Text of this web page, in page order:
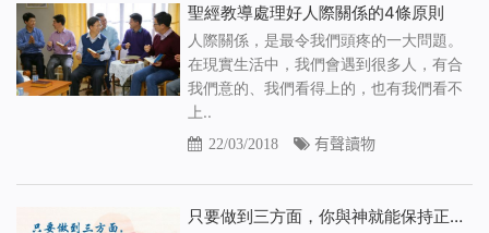
聖經教導處理好人際關係的4條原則
人際關係，是最令我們頭疼的一大問題。
在現實生活中，我們會遇到很多人，有合
我們意的、我們看得上的，也有我們看不
上..
22/03/2018 有聲讀物
只要做到三方面，你與神就能保持正常關係（有聲讀物）